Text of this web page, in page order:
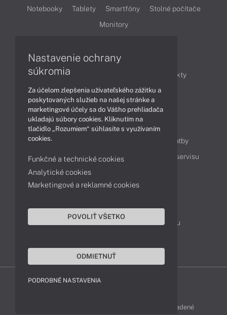
Notebooky Tablety Smartfóny
Stolné počítače
Monitory
Články
Obchodné informácie
Produkty
Technológie
Videá
Obsah
Ako nakupovať
Možnosti doručenia a platby
Podpora a servis
Servisné služby Cenník servisu
Kontakty
043 4224 771
Obchodné oddelenie
Reklamácia tovaru
LENOVO-SHOP © 2013 - 2026 Všetky práva vyhradené
Nastavenie ochrany
súkromia
Za účelom zlepšenia užívateľského zážitku a
poskytovaných služieb na našej stránke a
marketingové účely sa do Vášho prehliadača
ukladajú súbory cookies. Kliknutím na
tlačidlo „Rozumiem“ súhlasíte s využívaním
cookies.
Funkčné a technické cookies
Analytické cookies
Marketingové a reklamné cookies
POVOLIŤ VŠETKO
ODMIETNUŤ
PODROBNÉ NASTAVENIA